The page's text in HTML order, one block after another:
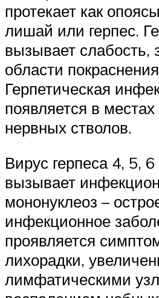
протекает как
лишай или герпес.
вызывает слабость,
области
Герпетическая
появляется в
нервных стволов.
Вирус герпеса 4, 5,
вызывает
мононуклеоз –
инфекционное
проявляется
лихорадки,
лимфатическими